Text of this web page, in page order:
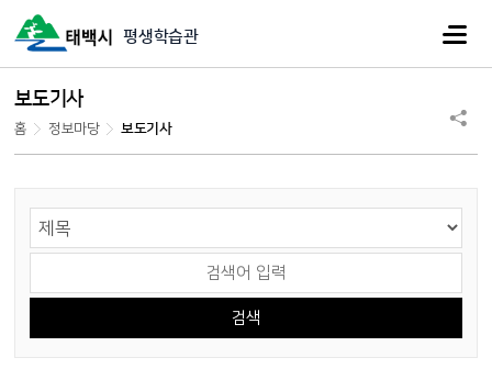
평생학습관
보도기사
홈 정보마당 보도기사